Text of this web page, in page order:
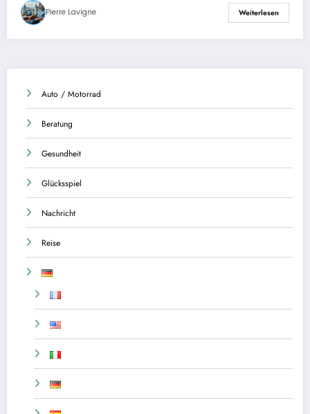
Pierre Lavigne Weiterlesen
Auto / Motorrad
Beratung
Gesundheit
Glücksspiel
Nachricht
Reise